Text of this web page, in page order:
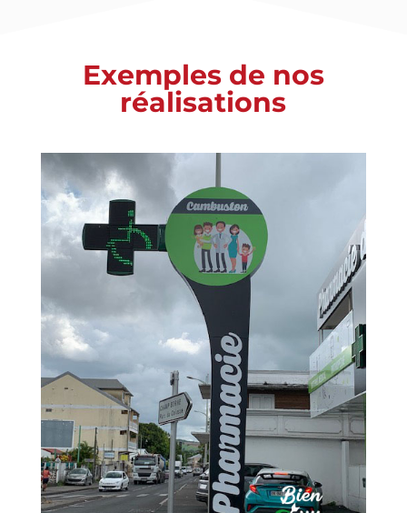
Exemples de nos
réalisations